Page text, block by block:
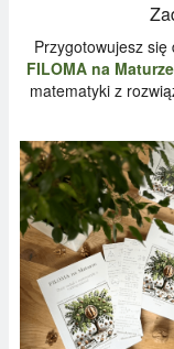
Przygotowujesz
FILOMA na Maturze
matematyki z